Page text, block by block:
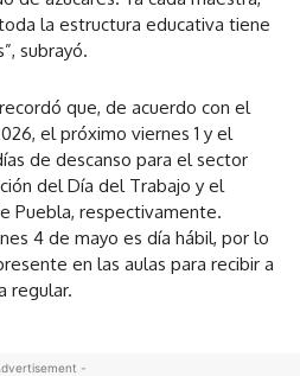
la estructura educativa tiene
subrayó.
que, de acuerdo con el
el próximo viernes 1 y el
de descanso para el sector
del Día del Trabajo y el
Puebla, respectivamente.
4 de mayo es día hábil, por lo
en las aulas para recibir a
regular.
-